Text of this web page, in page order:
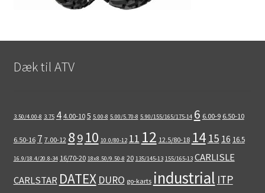
Dæk til ATV
3.50/4.00-8 3.75 4 4.00-10 5 5.00-8 5.00/5.70-8 5.90/155/165/175-14 6 6.00-9 6.50-10
6.50-16 7 7.00-12 89 10 10.0/80-12 11 12 12.5/80-18 14 15 16 16.5
16.9/18.4/20.8-34 16/70-20 18x8.50/9.50-8 20 135/145-13 155/165-13 CARLISLE
CARLSTAR DATEX DURO go-karts industrial ITP